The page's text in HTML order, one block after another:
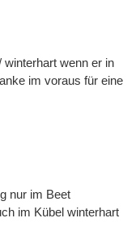
wenn er in
im voraus für eine
nur im Beet
im Kübel winterhart